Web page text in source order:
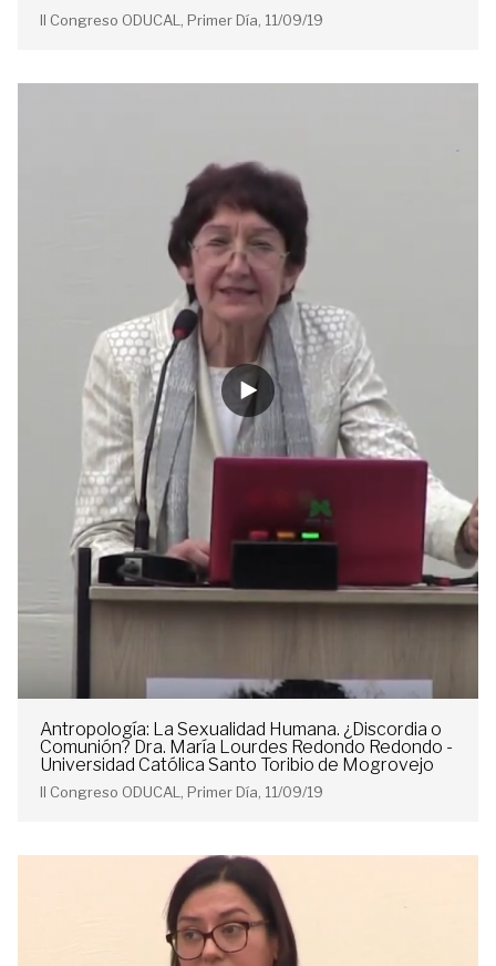
II Congreso ODUCAL, Primer Día, 11/09/19
Antropología: La Sexualidad Humana. ¿Discordia o
Comunión? Dra. María Lourdes Redondo Redondo -
Universidad Católica Santo Toribio de Mogrovejo
II Congreso ODUCAL, Primer Día, 11/09/19